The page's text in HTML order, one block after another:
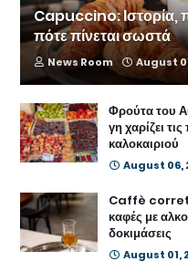
Capuccino: Ιστορία,
πότε πίνεται σωστά
News Room August
Φρούτα του
γη χαρίζει
καλοκαιριού
August 06,
Caffè
καφές με
δοκιμάσεις
August 01,